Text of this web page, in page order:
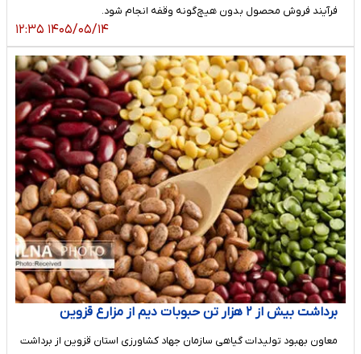
فرآیند فروش محصول بدون هیچ‌گونه وقفه انجام شود.
۱۴۰۵/۰۵/۱۴ ۱۲:۳۵
برداشت بیش از ۲ هزار تن حبوبات دیم از مزارع قزوین
معاون بهبود تولیدات گیاهی سازمان جهاد کشاورزی استان قزوین از برداشت